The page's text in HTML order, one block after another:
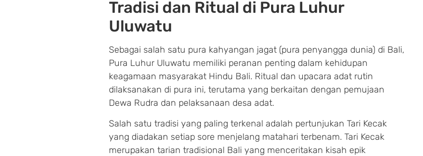
Tradisi dan Ritual di Pura Luhur
Uluwatu
Sebagai salah satu pura kahyangan jagat (pura penyangga dunia) di Bali,
Pura Luhur Uluwatu memiliki peranan penting dalam kehidupan
keagamaan masyarakat Hindu Bali. Ritual dan upacara adat rutin
dilaksanakan di pura ini, terutama yang berkaitan dengan pemujaan
Dewa Rudra dan pelaksanaan desa adat.
Salah satu tradisi yang paling terkenal adalah pertunjukan Tari Kecak
yang diadakan setiap sore menjelang matahari terbenam. Tari Kecak
merupakan tarian tradisional Bali yang menceritakan kisah epik